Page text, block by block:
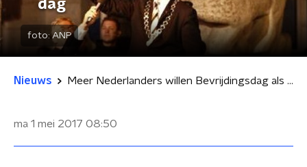
dag
foto:ANP
Nieuws Meer Nederlanders willen Bevrijdingsdag als nationale vrije dag
ma 1 mei 2017 08:50